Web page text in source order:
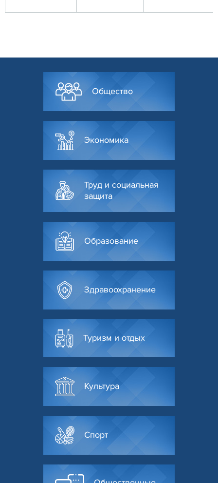
Общество
Экономика
Труд и социальная
защита
Образование
Здравоохранение
Туризм и отдых
Культура
Спорт